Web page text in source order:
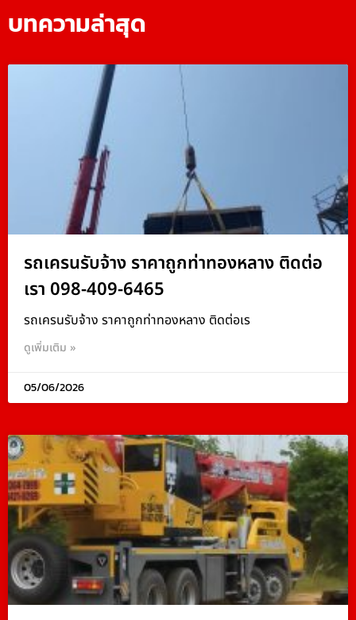
บทความล่าสุด
รถเครนรับจ้าง ราคาถูกท่าทองหลาง ติดต่อ
เรา 098-409-6465
รถเครนรับจ้าง ราคาถูกท่าทองหลาง ติดต่อเร
ดูเพิ่มเติม »
05/06/2026